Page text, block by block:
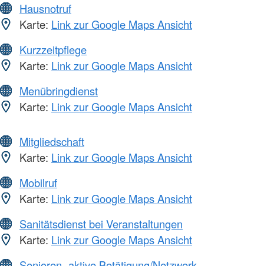
Hausnotruf
Karte: Link zur Google Maps Ansicht
Kurzzeitpflege
Karte: Link zur Google Maps Ansicht
Menübringdienst
Karte: Link zur Google Maps Ansicht
Mitgliedschaft
Karte: Link zur Google Maps Ansicht
Mobilruf
Karte: Link zur Google Maps Ansicht
Sanitätsdienst bei Veranstaltungen
Karte: Link zur Google Maps Ansicht